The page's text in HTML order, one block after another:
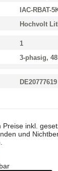
IAC-RBAT-
Hochvolt
1
3-phasig,
DE20777619
Preise inkl.
und